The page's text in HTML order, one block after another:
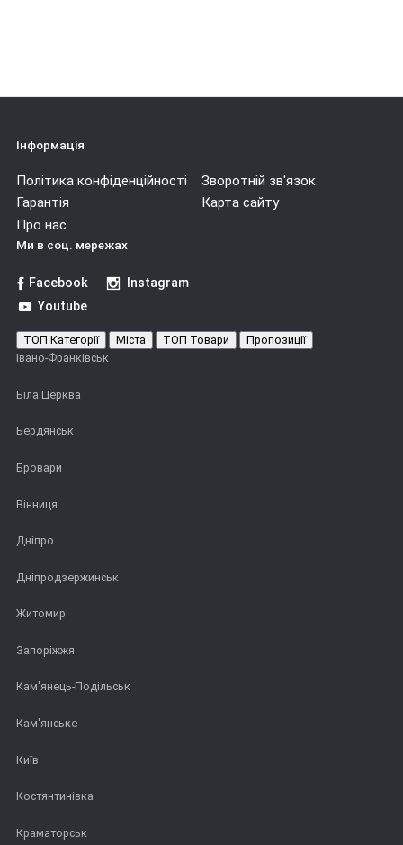
Інформація
Політика конфіденційності
Зворотній зв'язок
Гарантія
Карта сайту
Про нас
Ми в соц. мережах
Facebook
Instagram
Youtube
ТОП Категорії Міста ТОП Товари
Пропозиції
Івано-Франківськ
Біла Церква
Бердянськ
Бровари
Вінниця
Дніпро
Дніпродзержинськ
Житомир
Запоріжжя
Кам'янець-Подільськ
Кам'янське
Київ
Костянтинівка
Краматорськ